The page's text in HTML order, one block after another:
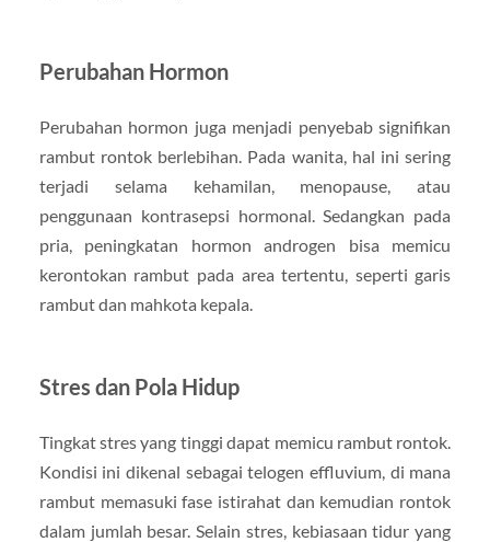
Perubahan Hormon
Perubahan hormon juga menjadi penyebab signifikan
rambut rontok berlebihan. Pada wanita, hal ini sering
terjadi selama kehamilan, menopause, atau
penggunaan kontrasepsi hormonal. Sedangkan pada
pria, peningkatan hormon androgen bisa memicu
kerontokan rambut pada area tertentu, seperti garis
rambut dan mahkota kepala.
Stres dan Pola Hidup
Tingkat stres yang tinggi dapat memicu rambut rontok.
Kondisi ini dikenal sebagai telogen effluvium, di mana
rambut memasuki fase istirahat dan kemudian rontok
dalam jumlah besar. Selain stres, kebiasaan tidur yang